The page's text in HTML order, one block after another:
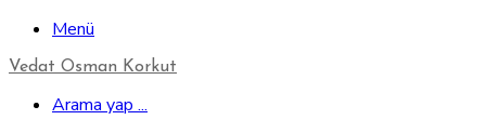
Menü
Vedat Osman Korkut
Arama yap ...